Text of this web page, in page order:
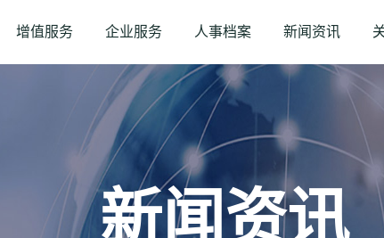
增值服务 企业服务 人事档案 新闻资讯
新闻资讯